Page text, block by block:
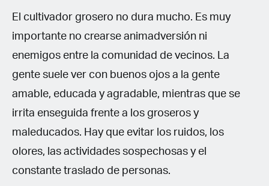
El cultivador grosero no dura mucho. Es muy
importante no crearse animadversión ni
enemigos entre la comunidad de vecinos. La
gente suele ver con buenos ojos a la gente
amable, educada y agradable, mientras que se
irrita enseguida frente a los groseros y
maleducados. Hay que evitar los ruidos, los
olores, las actividades sospechosas y el
constante traslado de personas.